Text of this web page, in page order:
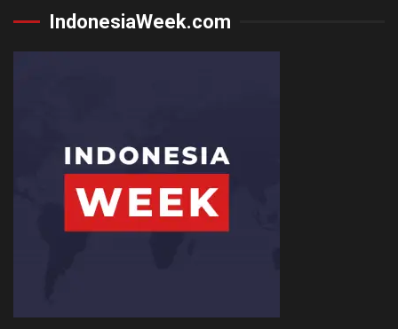
IndonesiaWeek.com